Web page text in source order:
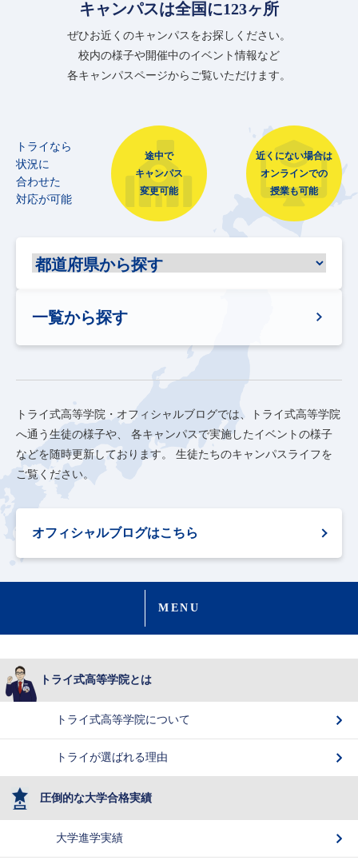
キャンパスは全国に123ヶ所
ぜひお近くのキャンパスをお探しください。
校内の様子や開催中のイベント情報など
各キャンパスページからご覧いただけます。
トライなら
状況に
合わせた
対応が可能
途中で
キャンパス
変更可能
近くにない場合は
オンラインでの
授業も可能
一覧から探す
トライ式高等学院・オフィシャルブログでは、トライ式高等学院
へ通う生徒の様子や、
各キャンパスで実施したイベントの様子
などを随時更新しております。
生徒たちのキャンパスライフを
ご覧ください。
オフィシャルブログはこちら
MENU
トライ式高等学院とは
トライ式高等学院について
トライが選ばれる理由
圧倒的な大学合格実績
大学進学実績